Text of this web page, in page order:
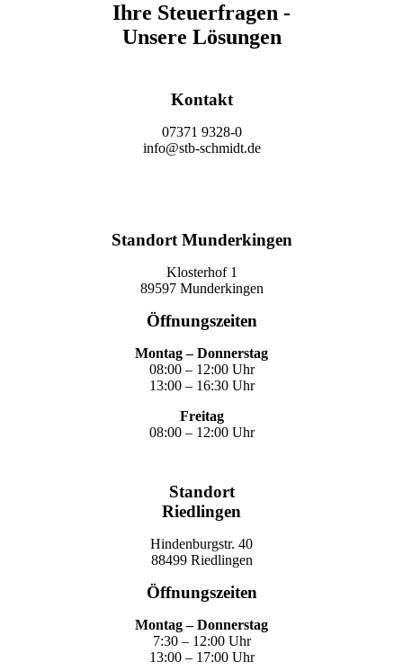
Ihre Steuerfragen -
Unsere Lösungen
Kontakt
07371 9328-0
info@stb-schmidt.de
Standort Munderkingen
Klosterhof 1
89597 Munderkingen
Öffnungszeiten
Montag – Donnerstag
08:00 – 12:00 Uhr
13:00 – 16:30 Uhr
Freitag
08:00 – 12:00 Uhr
Standort
Riedlingen
Hindenburgstr. 40
88499 Riedlingen
Öffnungszeiten
Montag – Donnerstag
7:30 – 12:00 Uhr
13:00 – 17:00 Uhr